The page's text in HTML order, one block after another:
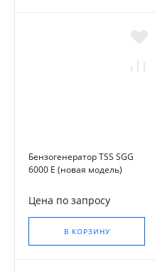
Бензогенератор TSS SGG
6000 E (новая модель)
Цена по запросу
В КОРЗИНУ